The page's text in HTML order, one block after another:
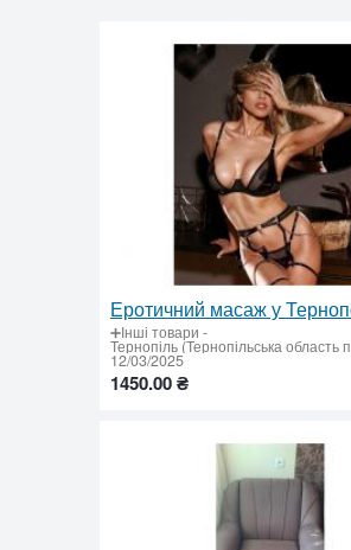
➕Інші товари -
12/03/2025
1450.00 ₴